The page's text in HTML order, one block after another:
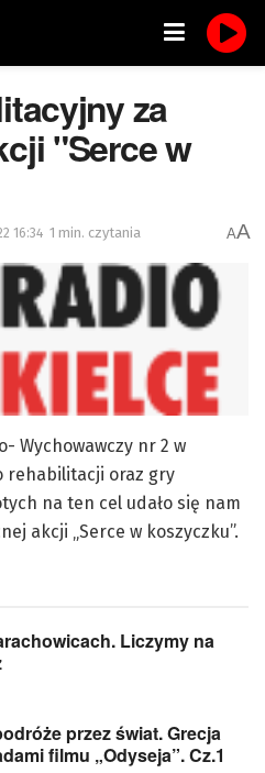
za
"Serce w
16:34 1 min. czytania AA
Wychowawczy nr 2 w
rehabilitacji oraz gry
na ten cel udało się nam
akcji „Serce w koszyczku”.
Liczymy na
przez świat. Grecja
filmu „Odyseja”. Cz.1